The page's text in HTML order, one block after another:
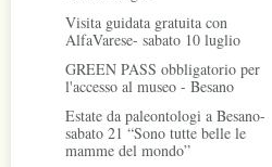
Visita guidata gratuita con
AlfaVarese- sabato 10 luglio
GREEN PASS obbligatorio per
l'accesso al museo - Besano
Estate da paleontologi a Besano-
sabato 21 “Sono tutte belle le
mamme del mondo”